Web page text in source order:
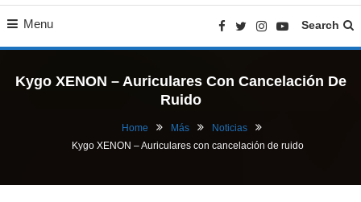
Menu Search
Kygo XENON – Auriculares Con Cancelación De
Ruido
Home Más
Noticias
Kygo XENON – Auriculares con cancelación de ruido